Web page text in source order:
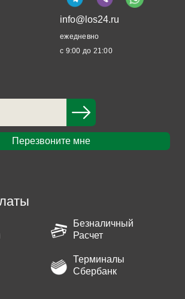
info@los24.ru
ежедневно
с 9:00 до 21:00
Перезвоните мне
Безналичный
Расчет
Терминалы
Сбербанк